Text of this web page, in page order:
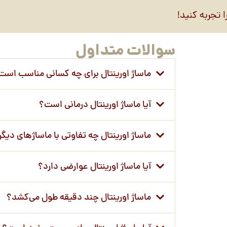
تجربه کنید!
سوالات متداول
ماساژ اورینتال برای چه کسانی مناسب
آیا ماساژ اورینتال درمانی است؟
ماساژ اورینتال چه تفاوتی با ماساژهای
آیا ماساژ اورینتال عوارضی دارد؟
ماساژ اورینتال چند دقیقه طول می‌کشد؟